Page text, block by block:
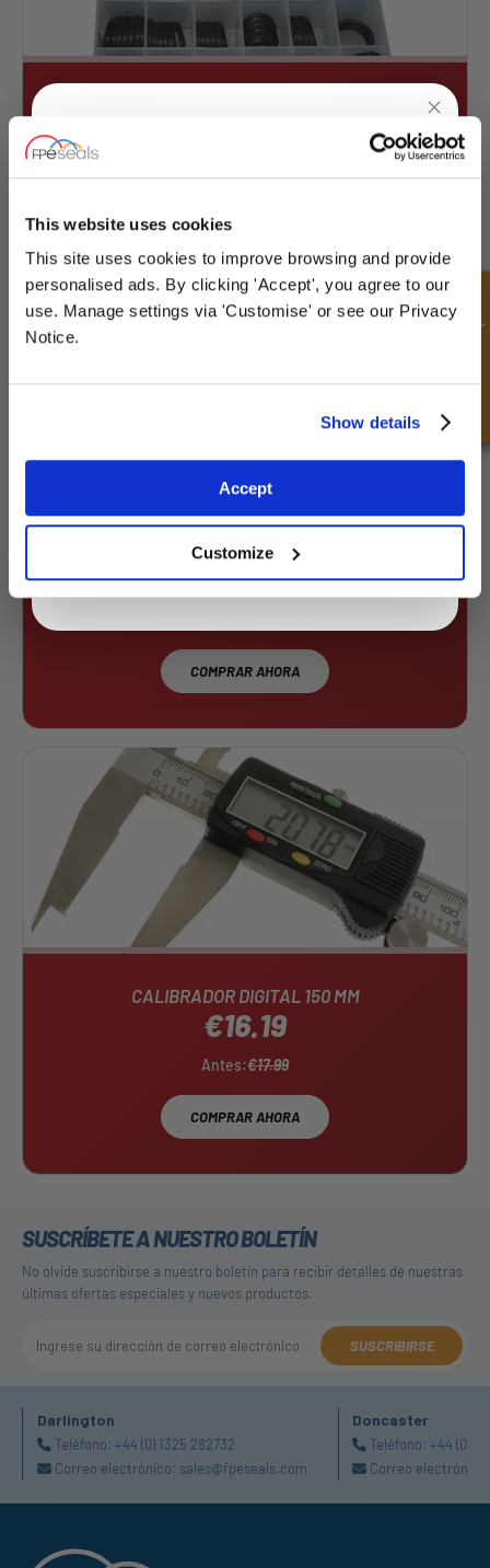
This website uses cookies
This site uses cookies to improve browsing and provide
personalised ads. By clicking 'Accept', you agree to our
use. Manage settings via 'Customise' or see our Privacy
Notice.
Show details
Accept
Customize
35% DE DESCUENTO
Antes €52.00 Ahora €37.05
COMPRAR AHORA
JUEGO DE PÚAS LARGAS — 6 PZAS
10% DE DESCUENTO
COMPRAR AHORA
CALIBRADOR DIGITAL 150 MM
€16.19
Antes:€17.99
COMPRAR AHORA
SUSCRÍBETE A NUESTRO BOLETÍN
No olvide suscribirse a nuestro boletín para recibir detalles de nuestras
últimas ofertas especiales y nuevos productos.
SUSCRIBIRSE
Darlington
Teléfono: +44 (0) 1325 282732
Correo electrónico: sales@fpeseals.com
Doncaster
Teléfono: +44 (0)
Correo
Consulta rápida
UNLOCK10% OFF
YOURFIRST ORDER
Sign up for special offers and exclusive
deals
privacy policy.